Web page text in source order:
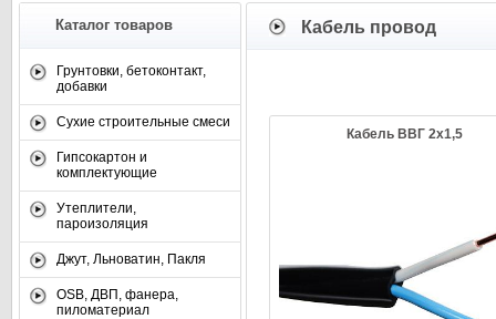
Каталог товаров
Грунтовки, бетоконтакт,
добавки
Сухие строительные смеси
Гипсокартон и
комплектующие
Утеплители,
пароизоляция
Джут, Льноватин, Пакля
OSB, ДВП, фанера,
пиломатериал
Кабель провод
Кабель ВВГ 2х1,5